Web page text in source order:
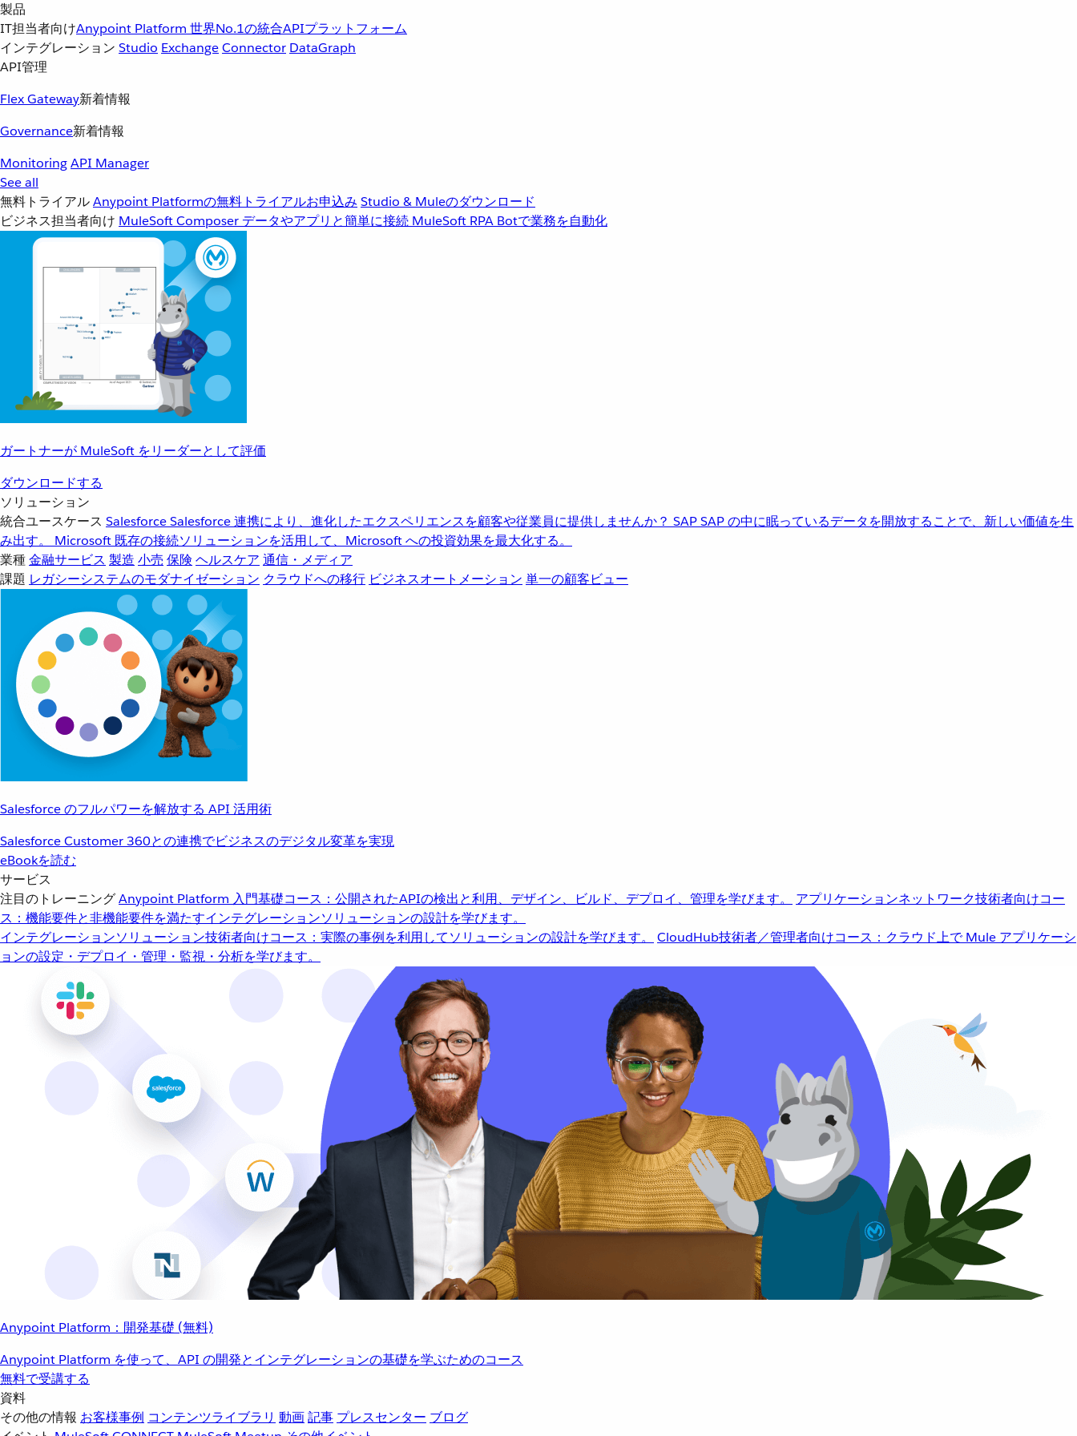
製品
IT担当者向けAnypoint Platform 世界No.1の統合APIプラットフォーム
インテグレーション Studio ExchangeConnector DataGraph
API管理
Flex Gateway新着情報
Governance新着情報
MonitoringAPI Manager
See all
無料トライアルAnypoint Platformの無料トライアルお申込み Studio & Muleのダウンロード
ビジネス担当者向け MuleSoft Composer データやアプリと簡単に接続 MuleSoft RPA Botで業務を自動化
ガートナーが MuleSoft をリーダーとして評価
ダウンロードする
ソリューション
統合ユースケース SalesforceSalesforce 連携により、進化したエクスペリエンスを顧客や従業員に提供しませんか？ SAPSAP の中に眠っているデータを開放することで、新しい価値を生
み出す。
Microsoft 既存の接続ソリューションを活用して、Microsoft への投資効果を最大化する。
業種金融サービス 製造 小売 保険 ヘルスケア 通信・メディア
課題 レガシーシステムのモダナイゼーション クラウドへの移行 ビジネスオートメーション 単一の顧客ビュー
Salesforce のフルパワーを解放する API 活用術
Salesforce Customer 360との連携でビジネスのデジタル変革を実現
eBookを読む
サービス
注目のトレーニングAnypoint Platform 入門基礎コース：公開されたAPIの検出と利用、デザイン、ビルド、デプロイ、管理を学びます。 アプリケーションネットワーク技術者向けコー
ス：機能要件と非機能要件を満たすインテグレーションソリューションの設計を学びます。
インテグレーションソリューション技術者向けコース：実際の事例を利用してソリューションの設計を学びます。 CloudHub技術者／管理者向けコース：クラウド上で Mule アプリケーシ
ョンの設定・デプロイ・管理・監視・分析を学びます。
Anypoint Platform：開発基礎 (無料)
Anypoint Platform を使って、API の開発とインテグレーションの基礎を学ぶためのコース
無料で受講する
資料
その他の情報 お客様事例 コンテンツライブラリ 動画記事 プレスセンター ブログ